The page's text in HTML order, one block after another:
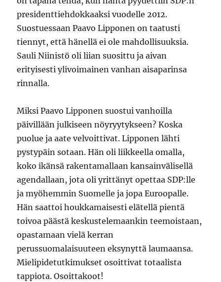
presidenttiehdokkaaksi vuodelle 2012.
Suostuessaan Paavo Lipponen on taatusti
tiennyt, että hänellä ei ole mahdollisuuksia.
Sauli Niinistö oli liian suosittu ja aivan
erityisesti ylivoimainen vanhan aisaparinsa
rinnalla.
Miksi Paavo Lipponen suostui vanhoilla
päivillään julkiseen nöyryytykseen? Koska
puolue ja aate velvoittivat. Lipponen lähti
pystypäin sotaan. Hän oli liikkeella omalla,
koko ikänsä rakentamallaan kansainvälisellä
agendallaan, jota oli yrittänyt opettaa SDP:lle
ja myöhemmin Suomelle ja jopa Euroopalle.
Hän saattoi houkkamaisesti elätellä pientä
toivoa päästä keskustelemaankin teemoistaan,
opastamaan vielä kerran
perussuomalaisuuteen eksynyttä laumaansa.
Mielipidetutkimukset osoittivat totaalista
tappiota. Osoittakoot!